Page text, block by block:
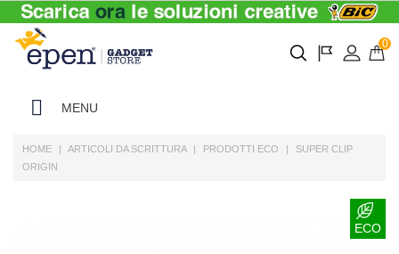
0
MENU
HOME ARTICOLI DA SCRITTURA PRODOTTI ECO
SUPER CLIP
ORIGIN
ECO